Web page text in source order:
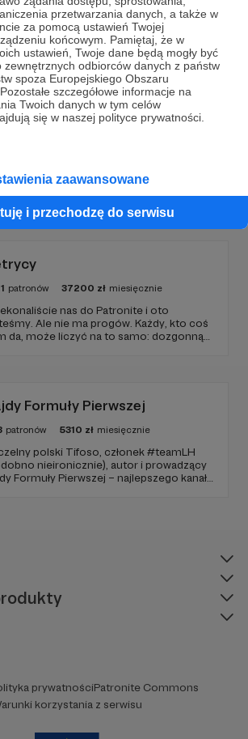
przetwarzania danych, a także w
za pomocą ustawień Twojej
końcowym. Pamiętaj, że w
ustawień, Twoje dane będą mogły być
zewnętrznych odbiorców danych z państw
spoza Europejskiego Obszaru
szczegółowe informacje na
Twoich danych w tym celów
się w naszej polityce prywatności.
zaawansowane
i przechodzę do serwisu
AutoraTramadolihydrochlor
teraz!
Zostań Patronem
autorzy
patronów 37200 zł miesięcznie
nas do Patronite i oto
Ale nie ma progów. Każdy, kto coś
da, może liczyć na to samo: dozgonną
Formuły Pierwszej
patronów 5310 zł miesięcznie
polski Tifoso, członek #teamLH
nieironicznie), autor i prowadzący
Formuły Pierwszej – najlepszego kanału
prywatnościPatronite Commons
korzystania z serwisu